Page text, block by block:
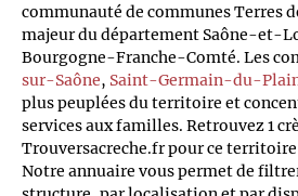
communauté de communes Terres
majeur du département Saône-et-
Bourgogne-Franche-Comté. Les
sur-Saône, Saint-Germain-du-
plus peuplées du territoire et
services aux familles. Retrouvez 1
Trouversacreche.fr pour ce
Notre annuaire vous permet de